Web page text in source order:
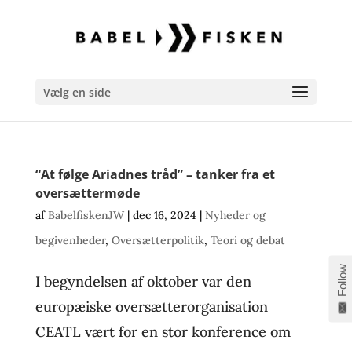
Vælg en side
“At følge Ariadnes tråd” – tanker fra et
oversættermøde
afBabelfiskenJW| dec 16, 2024 | Nyheder og
begivenheder, Oversætterpolitik, Teori og debat
I begyndelsen af oktober var den
europæiske oversætterorganisation
CEATL vært for en stor konference om
Follow